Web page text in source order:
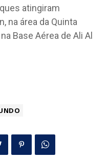
atingiram
na área da Quinta
Base Aérea de Ali Al